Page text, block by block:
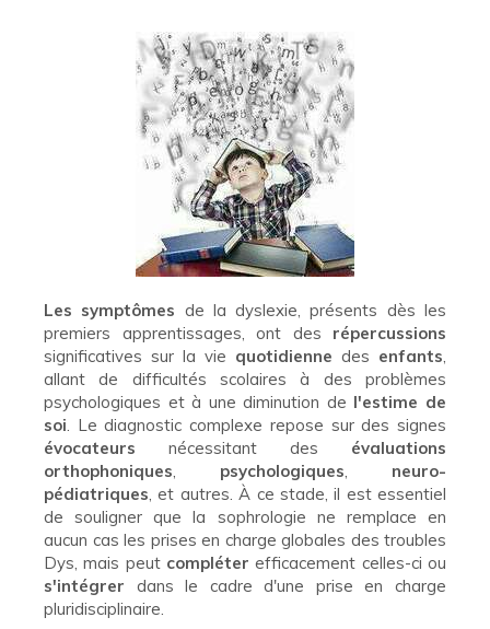
Les symptômes de la dyslexie, présents dès les
premiers apprentissages, ont des répercussions
significatives sur la vie quotidienne des enfants,
allant de difficultés scolaires à des problèmes
psychologiques et à une diminution de l'estime de
soi. Le diagnostic complexe repose sur des signes
évocateurs nécessitant des évaluations
orthophoniques, psychologiques, neuro-
pédiatriques, et autres. À ce stade, il est essentiel
de souligner que la sophrologie ne remplace en
aucun cas les prises en charge globales des troubles
Dys, mais peut compléter efficacement celles-ci ou
s'intégrer dans le cadre d'une prise en charge
pluridisciplinaire.